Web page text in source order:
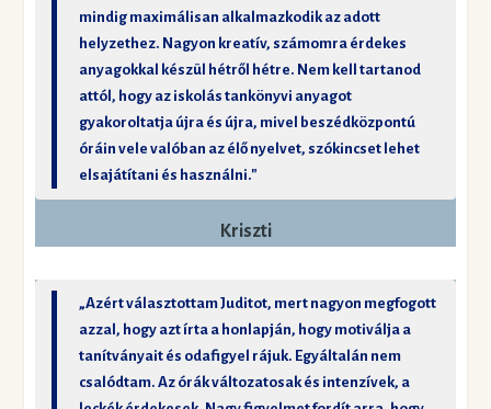
mindig maximálisan alkalmazkodik az adott
helyzethez. Nagyon kreatív, számomra érdekes
anyagokkal készül hétről hétre. Nem kell tartanod
attól, hogy az iskolás tankönyvi anyagot
gyakoroltatja újra és újra, mivel beszédközpontú
óráin vele valóban az élő nyelvet, szókincset lehet
elsajátítani és használni."
Kriszti
„Azért választottam Juditot, mert nagyon megfogott
azzal, hogy azt írta a honlapján, hogy motiválja a
tanítványait és odafigyel rájuk. Egyáltalán nem
csalódtam. Az órák változatosak és intenzívek, a